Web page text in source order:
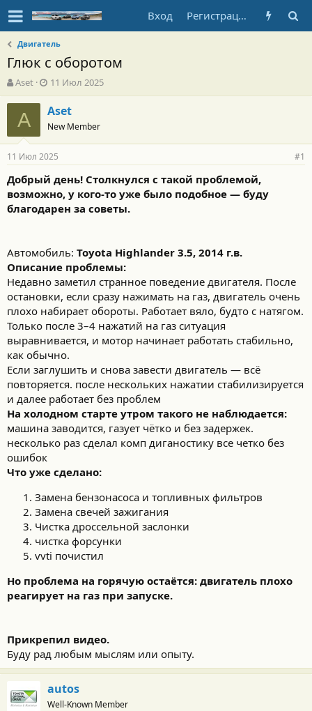
Вход Регистрация
Двигатель
Глюк с оборотом
А
в
т
о
т
е
м
ы
Aset
Д
а
т
а
н
а
ч
а
л
а
11 Июл 2025
A Aset
New Member
11 Июл 2025 #1
Добрый день! Столкнулся с такой проблемой,
возможно, у кого-то уже было подобное — буду
благодарен за советы.
Автомобиль: Toyota Highlander 3.5, 2014 г.в.
Описание проблемы:
Недавно заметил странное поведение двигателя. После
остановки, если сразу нажимать на газ, двигатель очень
плохо набирает обороты. Работает вяло, будто с натягом.
Только после 3–4 нажатий на газ ситуация
выравнивается, и мотор начинает работать стабильно,
как обычно.
Если заглушить и снова завести двигатель — всё
повторяется. после нескольких нажатии стабилизируется
и далее работает без проблем
На холодном старте утром такого не наблюдается:
машина заводится, газует чётко и без задержек.
несколько раз сделал комп диганостику все четко без
ошибок
Что уже сделано:
Замена бензонасоса и топливных фильтров
Замена свечей зажигания
Чистка дроссельной заслонки
чистка форсунки
vvti почистил
Но проблема на горячую остаётся: двигатель плохо
реагирует на газ при запуске.
Прикрепил видео.
Буду рад любым мыслям или опыту.
autos
Well-Known Member